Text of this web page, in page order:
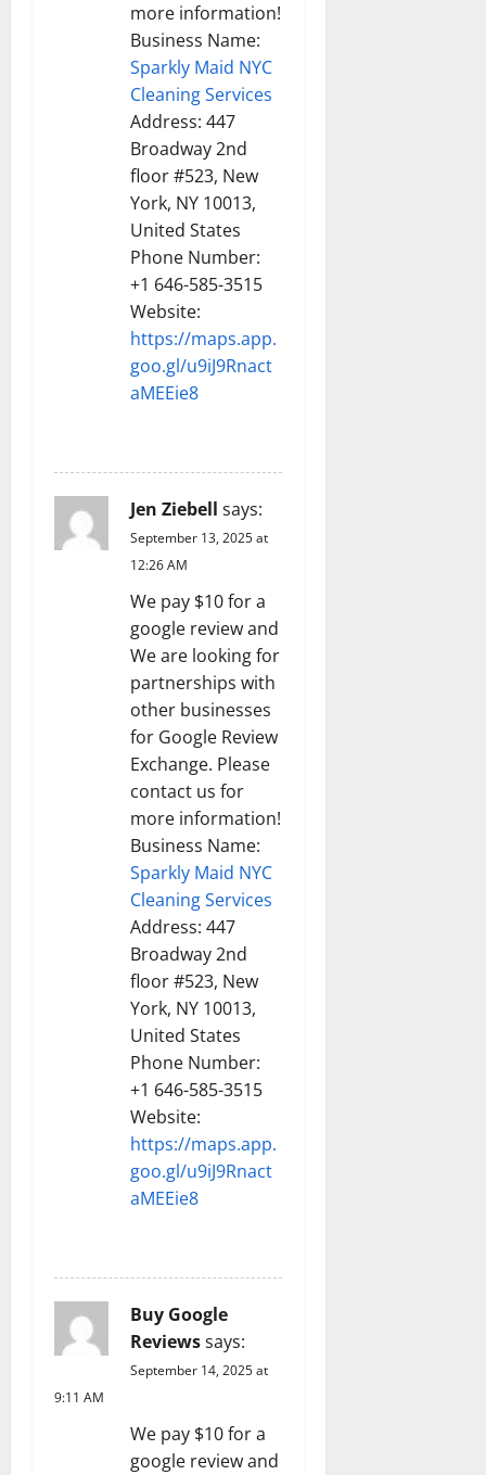
more information!
Business Name:
Sparkly Maid NYC
Cleaning Services
Address: 447
Broadway 2nd
floor #523, New
York, NY 10013,
United States
Phone Number:
+1 646-585-3515
Website:
https://maps.app.
goo.gl/u9iJ9Rnact
aMEEie8
Jen Ziebell says:
September 13, 2025 at
12:26 AM
We pay $10 for a
google review and
We are looking for
partnerships with
other businesses
for Google Review
Exchange. Please
contact us for
more information!
Business Name:
Sparkly Maid NYC
Cleaning Services
Address: 447
Broadway 2nd
floor #523, New
York, NY 10013,
United States
Phone Number:
+1 646-585-3515
Website:
https://maps.app.
goo.gl/u9iJ9Rnact
aMEEie8
Buy Google
Reviewssays:
September 14, 2025 at
9:11 AM
We pay $10 for a
google review and